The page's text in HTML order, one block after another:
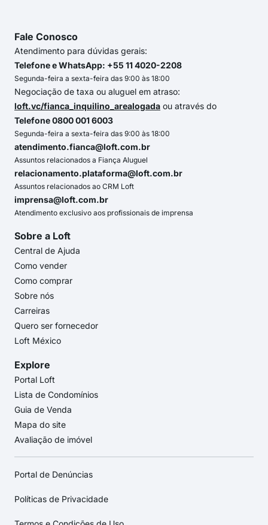
Fale Conosco
Atendimento para dúvidas gerais:
Telefone e WhatsApp: +55 11 4020-2208
Segunda-feira a sexta-feira das 9:00 às 18:00
Negociação de taxa ou aluguel em atraso:
loft.vc/fianca_inquilino_arealogada ou através do
Telefone 0800 001 6003
Segunda-feira a sexta-feira das 9:00 às 18:00
atendimento.fianca@loft.com.br
Assuntos relacionados a Fiança Aluguel
relacionamento.plataforma@loft.com.br
Assuntos relacionados ao CRM Loft
imprensa@loft.com.br
Atendimento exclusivo aos profissionais de imprensa
Sobre a Loft
Central de Ajuda
Como vender
Como comprar
Sobre nós
Carreiras
Quero ser fornecedor
Loft México
Explore
Portal Loft
Lista de Condomínios
Guia de Venda
Mapa do site
Avaliação de imóvel
Portal de Denúncias
Políticas de Privacidade